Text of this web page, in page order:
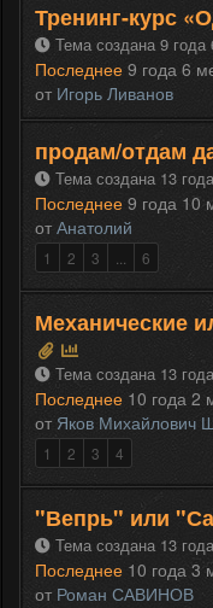
Тренинг-курс
Тема создана 9 года
Последнее 9 года 6
от Игорь Ливанов
продам/отдам
Тема создана 13
Последнее 9 года 10
от Анатолий
1 2 3 6
Механические
Тема создана 13
Последнее 10 года 2
от Яков Михайлович
1 2 3 4
"Вепрь" или
Тема создана 13
Последнее 10 года 3
от Роман САВИНОВ